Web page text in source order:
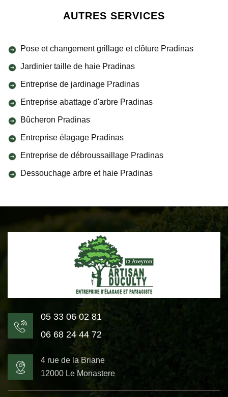
AUTRES SERVICES
Pose et changement grillage et clôture Pradinas
Jardinier taille de haie Pradinas
Entreprise de jardinage Pradinas
Entreprise abattage d'arbre Pradinas
Bûcheron Pradinas
Entreprise élagage Pradinas
Entreprise de débroussaillage Pradinas
Dessouchage arbre et haie Pradinas
05 33 06 02 81
06 68 24 44 72
4 rue de la Briane
12000 Le Monastere